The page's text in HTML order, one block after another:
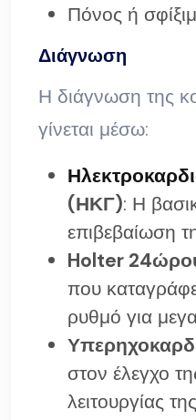
Πόνος ή
Διάγνωση
Η διάγνωση της
γίνεται μέσω:
(ΗΚΓ): Η
επιβεβαίωση
Holter
που
ρυθμό για
στον έλεγχο
λειτουργίας